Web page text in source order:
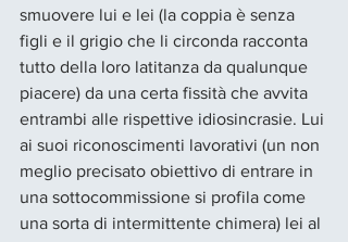
smuovere lui e lei (la coppia è senza
figli e il grigio che li circonda racconta
tutto della loro latitanza da qualunque
piacere) da una certa fissità che avvita
entrambi alle rispettive idiosincrasie. Lui
ai suoi riconoscimenti lavorativi (un non
meglio precisato obiettivo di entrare in
una sottocommissione si profila come
una sorta di intermittente chimera) lei al